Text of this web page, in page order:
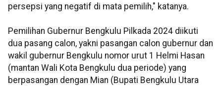
persepsi yang negatif di mata pemilih," katanya.
Pemilihan Gubernur Bengkulu Pilkada 2024 diikuti
dua pasang calon, yakni pasangan calon gubernur dan
wakil gubernur Bengkulu nomor urut 1 Helmi Hasan
(mantan Wali Kota Bengkulu dua periode) yang
berpasangan dengan Mian (Bupati Bengkulu Utara